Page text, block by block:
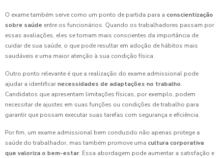
O exame também serve como um ponto de partida para a conscientização
sobre saúde entre os funcionários. Quando os trabalhadores passam por
essas avaliações, eles se tornam mais conscientes da importância de
cuidar de sua saúde, o que pode resultar em adoção de hábitos mais
saudáveis e uma maior atenção à sua condição física.
Outro ponto relevante é que a realização do exame admissional pode
ajudar a identificar necessidades de adaptações no trabalho.
Candidatos que apresentam limitações físicas, por exemplo, podem
necessitar de ajustes em suas funções ou condições de trabalho para
garantir que possam executar suas tarefas com segurança e eficiência.
Por fim, um exame admissional bem conduzido não apenas protege a
saúde do trabalhador, mas também promove uma cultura corporativa
que valoriza o bem-estar. Essa abordagem pode aumentar a satisfação e